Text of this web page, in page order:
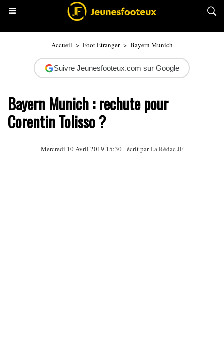
Accueil > Foot Etranger > Bayern Munich
Suivre Jeunesfooteux.com sur Google
Bayern Munich : rechute pour
Corentin Tolisso ?
Mercredi 10 Avril 2019 15:30 - écrit par La Rédac JF